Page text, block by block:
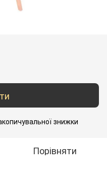
знижки
Порівняти